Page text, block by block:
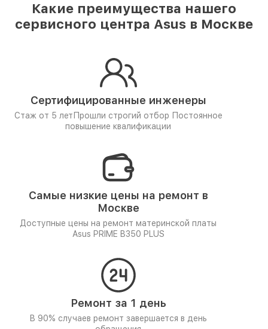
Какие преимущества нашего
сервисного центра Asus в Москве
Сертифицированные инженеры
Стаж от 5 лет Прошли строгий отбор Постоянное
повышение квалификации
Самые низкие цены на ремонт в
Москве
Доступные цены на ремонт материнской платы
Asus PRIME B350 PLUS
Ремонт за 1 день
В 90% случаев ремонт завершается в день